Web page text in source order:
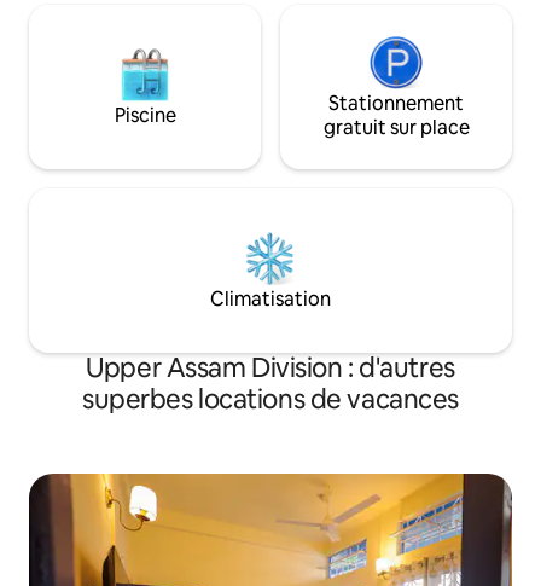
Piscine
Stationnement
gratuit sur place
Climatisation
Upper Assam Division : d'autres
superbes locations de vacances